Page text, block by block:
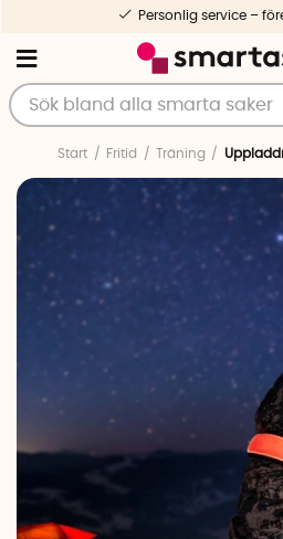
Personlig service –
Start Fritid Träning